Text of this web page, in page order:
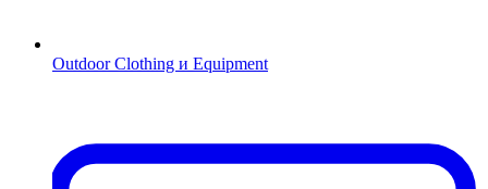
Outdoor Clothing и Equipment